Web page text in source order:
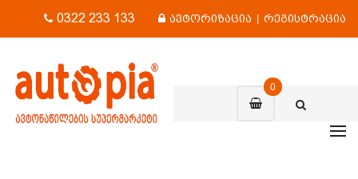
0322 233 133 ავტორიზაცია | რეგისტრაცია
0